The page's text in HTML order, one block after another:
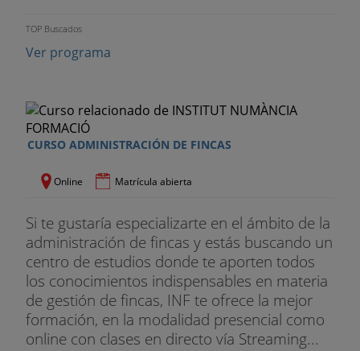
TOP Buscados
Ver programa
CURSO ADMINISTRACIÓN DE FINCAS
Online Matrícula abierta
Si te gustaría especializarte en el ámbito de la
administración de fincas y estás buscando un
centro de estudios donde te aporten todos
los conocimientos indispensables en materia
de gestión de fincas, INF te ofrece la mejor
formación, en la modalidad presencial como
online con clases en directo vía Streaming...